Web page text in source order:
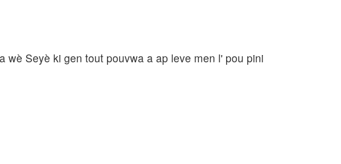
Seyè ki gen tout pouvwa a ap leve men l' pou pini